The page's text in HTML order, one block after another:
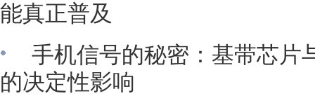
能真正普及
手机信号的秘密：基带芯片
的决定性影响